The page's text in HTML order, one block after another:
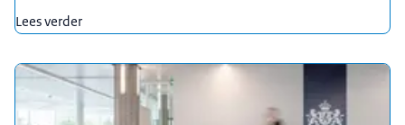
Lees verder